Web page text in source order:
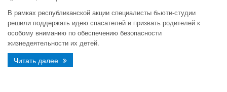
В рамках республиканской акции специалисты бьюти-студии
решили поддержать идею спасателей и призвать родителей к
особому вниманию по обеспечению безопасности
жизнедеятельности их детей.
Читать далее